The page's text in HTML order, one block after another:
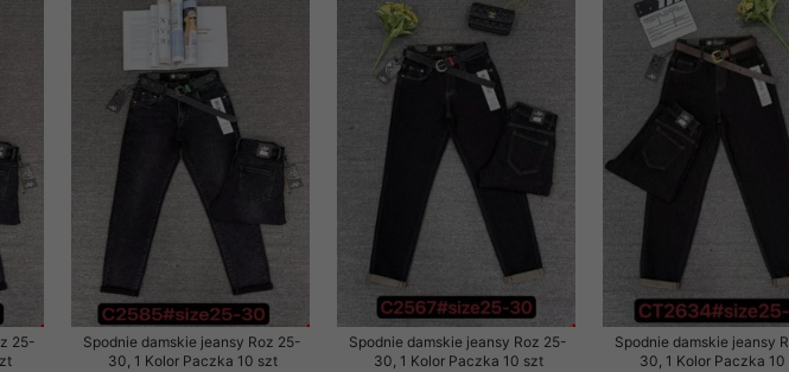
25-
Spodnie damskie jeansy Roz 25-
30, 1 Kolor Paczka 10 szt
Spodnie damskie jeansy Roz 25-
30, 1 Kolor Paczka 10 szt
Spodnie damskie jeansy
30, 1 Kolor Paczka 10
wówczas, gdy wyrazili na to zgodę. Dotyczy to w
potwierdzi wyraźnie wskazanego przez nas linka
o aktualnych promocjach, rabatach i nowościach w
Sklepu.
Państwa prywatności, w szczególności danych